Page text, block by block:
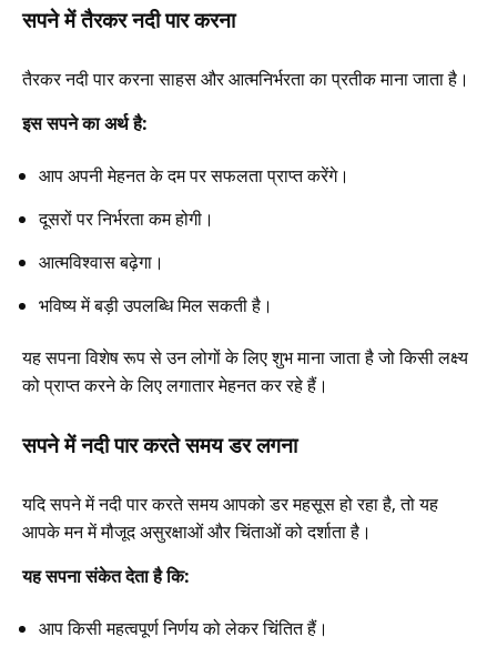
सपने में तैरकर नदी पार करना
तैरकर नदी पार करना साहस और आत्मनिर्भरता का प्रतीक माना जाता है।
इस सपने का अर्थ है:
आप अपनी मेहनत के दम पर सफलता प्राप्त करेंगे।
दूसरों पर निर्भरता कम होगी।
आत्मविश्वास बढ़ेगा।
भविष्य में बड़ी उपलब्धि मिल सकती है।
यह सपना विशेष रूप से उन लोगों के लिए शुभ माना जाता है जो किसी लक्ष्य
को प्राप्त करने के लिए लगातार मेहनत कर रहे हैं।
सपने में नदी पार करते समय डर लगना
यदि सपने में नदी पार करते समय आपको डर महसूस हो रहा है, तो यह
आपके मन में मौजूद असुरक्षाओं और चिंताओं को दर्शाता है।
यह सपना संकेत देता है कि:
आप किसी महत्वपूर्ण निर्णय को लेकर चिंतित हैं।